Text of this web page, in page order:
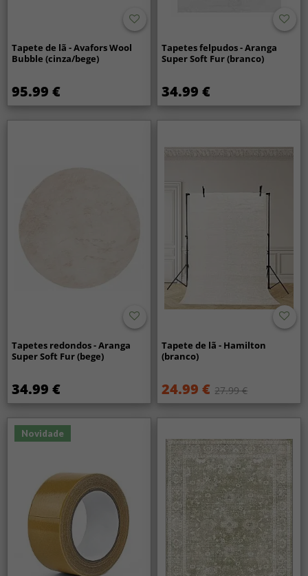
Tapete de lã - Avafors Wool
Bubble (cinza/bege)
95.99 €
Tapetes felpudos - Aranga
Super Soft Fur (branco)
34.99 €
Tapetes redondos - Aranga
Super Soft Fur (bege)
34.99 €
Tapete de lã - Hamilton
(branco)
24.99 € 27.99 €
Novidade